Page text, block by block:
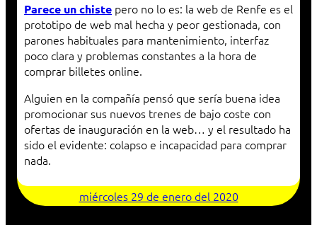
Parece un chiste pero no lo es: la web de Renfe es el
prototipo de web mal hecha y peor gestionada, con
parones habituales para mantenimiento, interfaz
poco clara y problemas constantes a la hora de
comprar billetes online.
Alguien en la compañía pensó que sería buena idea
promocionar sus nuevos trenes de bajo coste con
ofertas de inauguración en la web… y el resultado ha
sido el evidente: colapso e incapacidad para comprar
nada.
miércoles 29 de enero del 2020